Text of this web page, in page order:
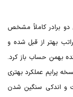
کیلوگرم میان این دو برادر کاملاً مشخص
بهتر از قبل شده و
بهمن حساب باز کرد.
نسخه پرایم عملکرد بهتری
و اندکی سنگین شدن